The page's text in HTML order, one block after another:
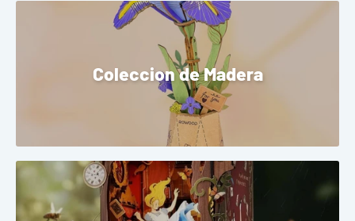
Coleccion de Madera